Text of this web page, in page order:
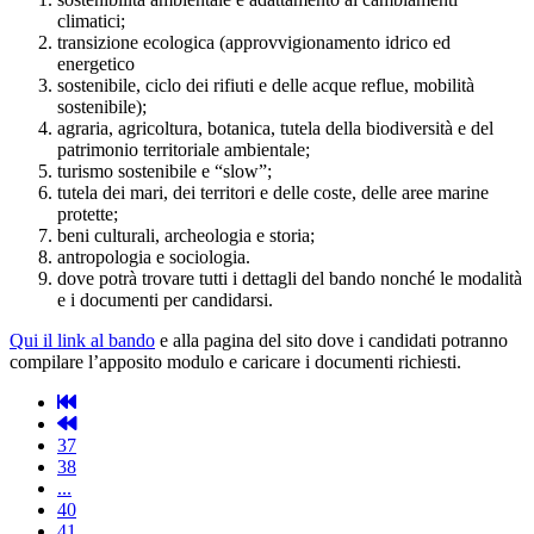
climatici;
transizione ecologica (approvvigionamento idrico ed
energetico
sostenibile, ciclo dei rifiuti e delle acque reflue, mobilità
sostenibile);
agraria, agricoltura, botanica, tutela della biodiversità e del
patrimonio territoriale ambientale;
turismo sostenibile e “slow”;
tutela dei mari, dei territori e delle coste, delle aree marine
protette;
beni culturali, archeologia e storia;
antropologia e sociologia.
dove potrà trovare tutti i dettagli del bando nonché le modalità
e i documenti per candidarsi.
Qui il link al bando e alla pagina del sito dove i candidati potranno
compilare l’apposito modulo e caricare i documenti richiesti.
37
38
...
40